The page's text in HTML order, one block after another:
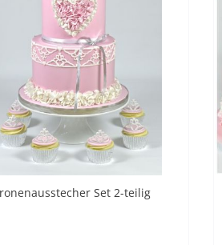
Set 2-teilig